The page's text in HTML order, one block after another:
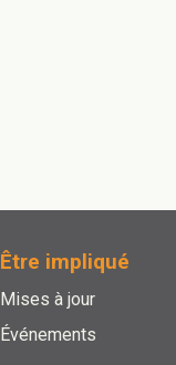
Être impliqué
Mises à jour
Événements